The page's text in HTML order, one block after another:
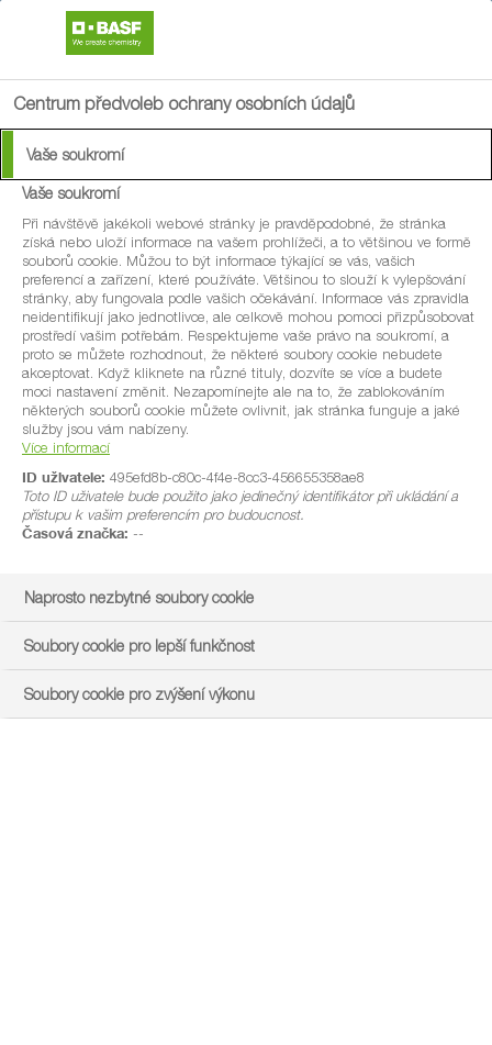
Centrum předvoleb ochrany osobních údajů
Vaše soukromí
Vaše soukromí
Při návštěvě jakékoli webové stránky je pravděpodobné, že stránka
získá nebo uloží informace na vašem prohlížeči, a to většinou ve formě
souborů cookie. Můžou to být informace týkající se vás, vašich
preferencí a zařízení, které používáte. Většinou to slouží k vylepšování
stránky, aby fungovala podle vašich očekávání. Informace vás zpravidla
neidentifikují jako jednotlivce, ale celkově mohou pomoci přizpůsobovat
prostředí vašim potřebám. Respektujeme vaše právo na soukromí, a
proto se můžete rozhodnout, že některé soubory cookie nebudete
akceptovat. Když kliknete na různé tituly, dozvíte se více a budete
moci nastavení změnit. Nezapomínejte ale na to, že zablokováním
některých souborů cookie můžete ovlivnit, jak stránka funguje a jaké
služby jsou vám nabízeny.
Více informací
ID uživatele: 495efd8b-c80c-4f4e-8cc3-456655358ae8
Toto ID uživatele bude použito jako jedinečný identifikátor při ukládání a
přístupu k vašim preferencím pro budoucnost.
Časová značka: --
Naprosto nezbytné soubory cookie
Soubory cookie pro lepší funkčnost
Soubory cookie pro zvýšení výkonu